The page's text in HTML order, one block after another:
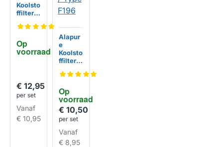
Op
voorraad
Koolsto
ffilter
kt voor
ool
48400
0
€ 12,95
per set
Vanaf
€ 10,95
Op
voorraad
Alapur
e
Koolsto
ffilter
kt voor
ool
48400
00086
74 /
C0038
3473 /
FAC52
€ 10,50
per set
Vanaf
€ 8,95